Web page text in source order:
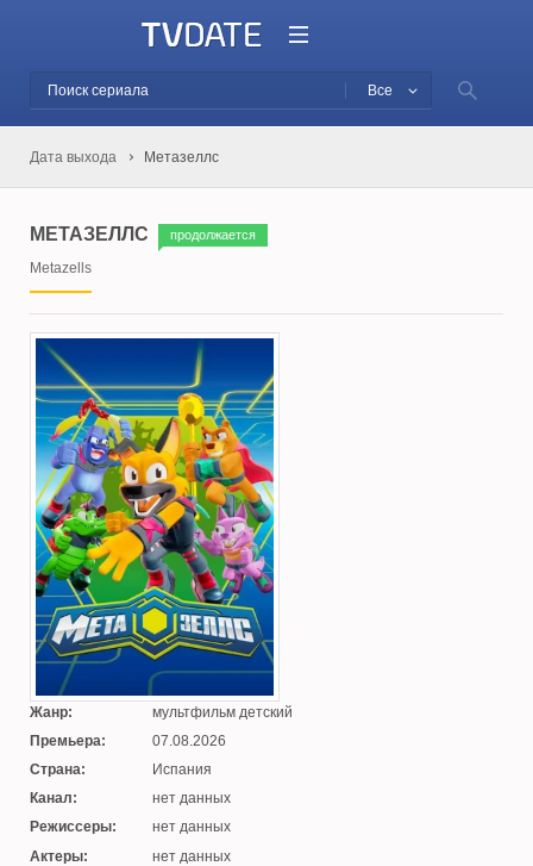
Все
Дата выхода Метазеллс
МЕТАЗЕЛЛС продолжается
Metazells
Жанр:
мультфильм детский
Премьера:
07.08.2026
Страна:
Испания
Канал:
нет данных
Режиссеры:
нет данных
Актеры:
нет данных